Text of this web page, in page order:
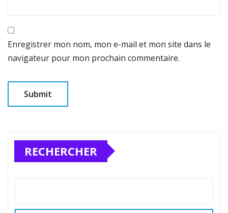
Enregistrer mon nom, mon e-mail et mon site dans le
navigateur pour mon prochain commentaire.
RECHERCHER